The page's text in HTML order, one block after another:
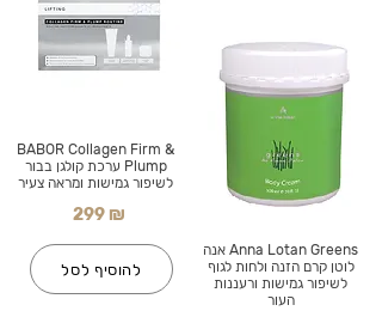
BABOR Collagen Firm &
Plump ערכת קולגן בבור
לשיפור גמישות ומראה צעיר
299 ₪
להוסיף לסל
Anna Lotan Greens אנה
לוטן קרם הזנה ולחות לגוף
לשיפור גמישות ורעננות
העור